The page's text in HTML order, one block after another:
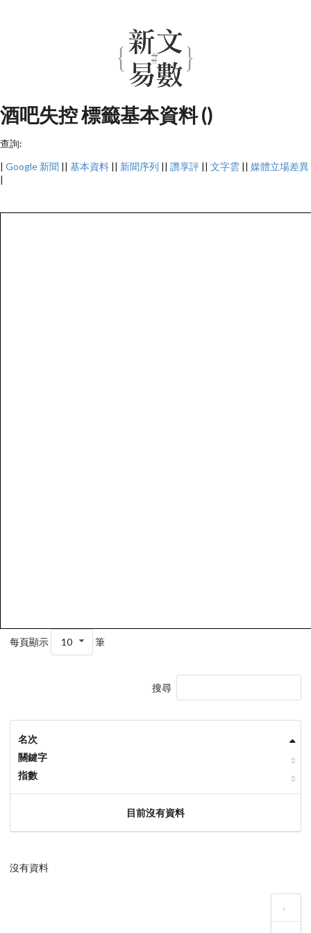
酒吧失控 標籤基本資料 ()
查詢:
| Google 新聞 || 基本資料 || 新聞序列 || 讚享評 || 文字雲 || 媒體立場差異
|
每頁顯示 10 筆
搜尋
名次
關鍵字
指數
目前沒有資料
沒有資料
‹